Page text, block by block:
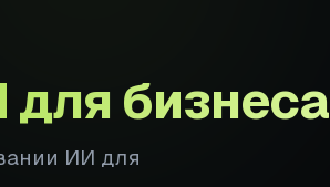
для бизнеса
ИИ для